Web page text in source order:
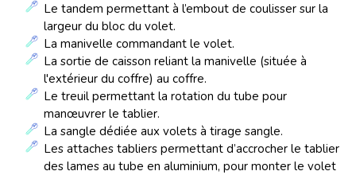
Le tandem permettant à l’embout de coulisser sur la
largeur du bloc du volet.
La manivelle commandant le volet.
La sortie de caisson reliant la manivelle (située à
l'extérieur du coffre) au coffre.
Le treuil permettant la rotation du tube pour
manœuvrer le tablier.
La sangle dédiée aux volets à tirage sangle.
Les attaches tabliers permettant d’accrocher le tablier
des lames au tube en aluminium, pour monter le volet